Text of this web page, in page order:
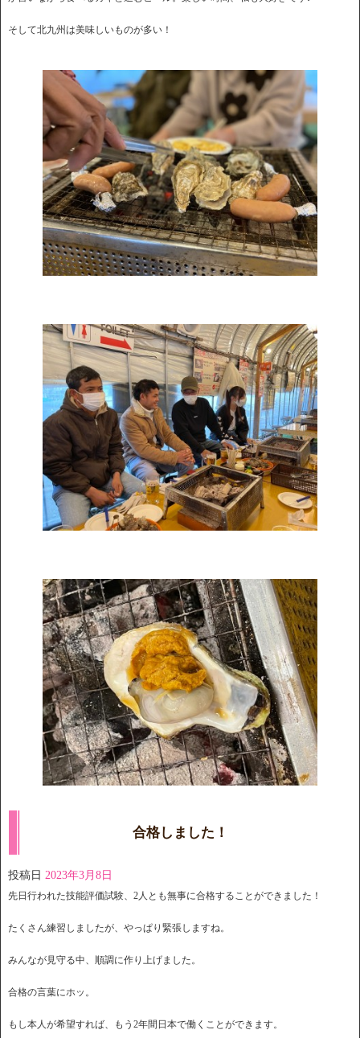
そして北九州は美味しいものが多い！
合格しました！
投稿日 2023年3月8日
先日行われた技能評価試験、2人とも無事に合格することができました！
たくさん練習しましたが、やっぱり緊張しますね。
みんなが見守る中、順調に作り上げました。
合格の言葉にホッ。
もし本人が希望すれば、もう2年間日本で働くことができます。